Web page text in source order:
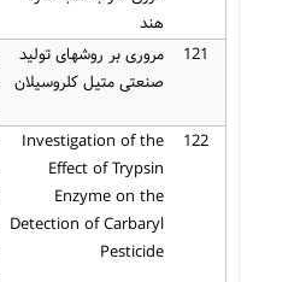
هند
121
مروری بر روشهای تولید
صنعتی متیل کلروسیلان
122
Investigation of the
Effect of Trypsin
Enzyme on the
Detection of Carbaryl
Pesticide